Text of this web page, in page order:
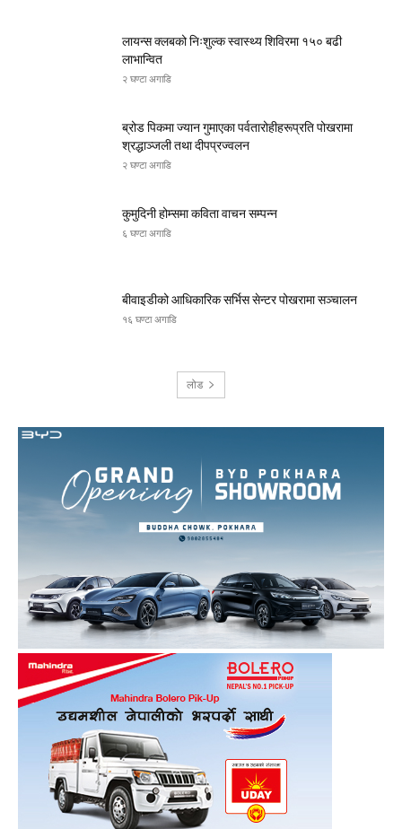
लायन्स क्लबको निःशुल्क स्वास्थ्य शिविरमा १५० बढी
लाभान्वित
२ घण्टा अगाडि
ब्रोड पिकमा ज्यान गुमाएका पर्वतारोहीहरूप्रति पोखरामा
श्रद्धाञ्जली तथा दीपप्रज्वलन
२ घण्टा अगाडि
कुमुदिनी होम्समा कविता वाचन सम्पन्न
६ घण्टा अगाडि
बीवाइडीको आधिकारिक सर्भिस सेन्टर पोखरामा सञ्चालन
१६ घण्टा अगाडि
लोड